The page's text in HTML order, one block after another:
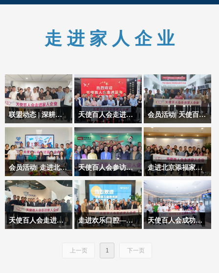
升级及市场拓展等方走 进 家 人 企 业
联盟动态 | 深耕十七载！这家"小而精"的科技公司迎来全新发展机遇——天使百人会第32期走进家人企业活动
天使百人会第32期走进
家人企业活动
天使百人会走进蓝海建设，探访科技创新企业
2024年4月17日，天使
百人会成功举办第30期
走进家人企业活动。天
使百人会一行20人，走
进本会会员张亮先生创
办企业——北京蓝海建
设股份有限公司参观访
问。
会员活动| 天使百人会走进友道科技公司——第29期走进家人企业系列活动
6月13日下午，天使百
人会圆满举办第29期走
进家人企业活动，参访
友道科技有限公司。
会员活动| 走进北京恒德明镜诊所——天使百人会圆满举办第28期走进家人企业活动！
5月18日下午，天使百
人会圆满举办第28期走
进家人企业活动，参访
北京恒德明镜诊所，就
其诊治技术、服务水平
天使百人会参访亨瑞集团 | 第27期走进家人企业活动
2023年1月9日下午，天
使百人会一行20余人走
进全球领先的留学移民
置业机构——亨瑞集团
参观访问
走进北京添福家中医康复医院——记天使百人会第26期走进家人企业活动
地产高管跨界转行健康
领域，纵观一个女性创
业者的心路历程。
天使百人会走进家人企业—新研氢能源科技有限公司 走进欢乐口腔—天使百人会第25期走进家人企业活动
腔旗下固瑞齿科参观交
天使百人会成功举办第22期走进家人企业活动
上一页 1 下一页